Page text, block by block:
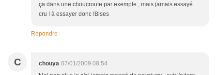
ça dans une choucroute par exemple , mais jamais essayé
cru ! à essayer donc !Bises
Répondre
C chouya 07/01/2009 08:54